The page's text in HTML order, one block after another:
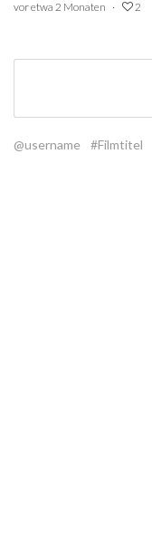
vor etwa 2 Monaten 2
@username #Filmtitel